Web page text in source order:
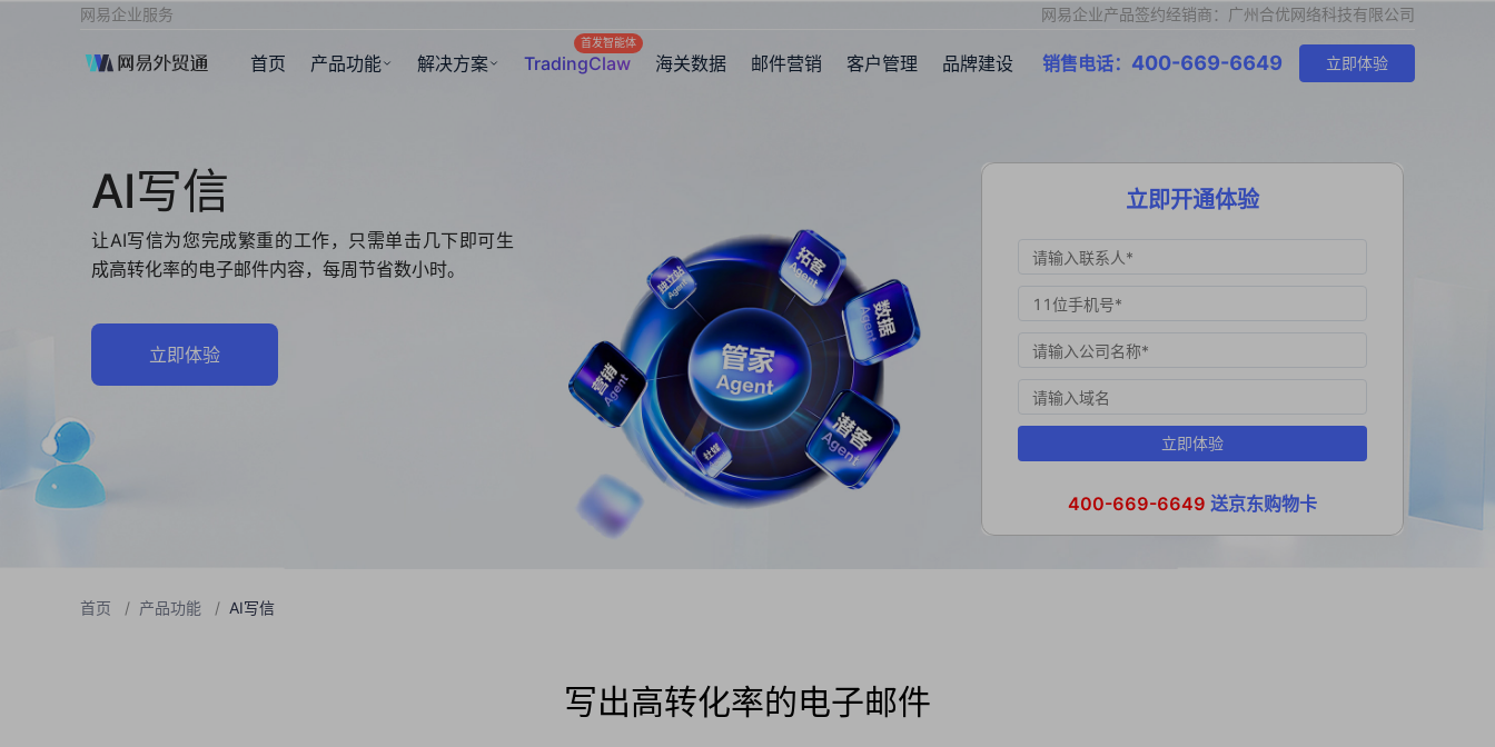
网易企业服务 网易企业产品签约经销商：广州合优网络科技有限公司
首页 产品功能 解决方案 TradingClaw
首发智能体
海关数据 邮件营销 客户管理 品牌建设 销售电话： 400-669-6649 立即体验
AI写信
让AI写信为您完成繁重的工作，只需单击几下即可生
成高转化率的电子邮件内容，每周节省数小时。
立即体验
立即开通体验
立即体验
400-669-6649 送京东购物卡
首页 / 产品功能 / AI写信
写出高转化率的电子邮件